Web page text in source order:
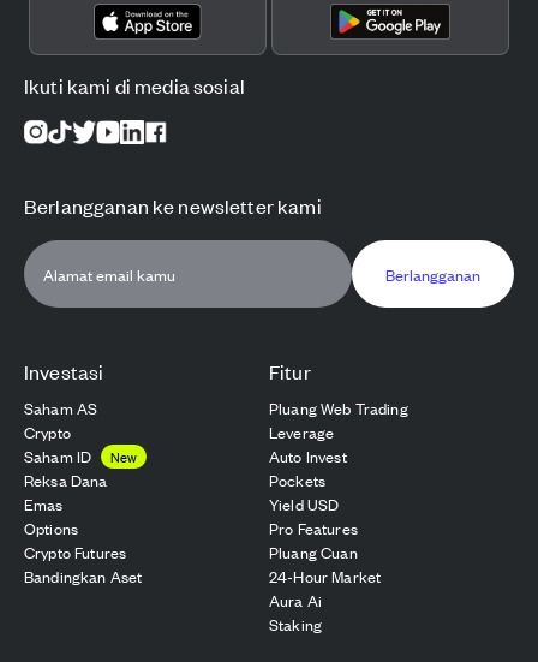
Investasi
Saham AS
Crypto
Saham ID
New
Reksa Dana
Emas
Options
Crypto Futures
Bandingkan Aset
Fitur
Pluang Web Trading
Leverage
Auto Invest
Pockets
Yield USD
Pro Features
Pluang Cuan
24-Hour Market
Aura Ai
Staking
Ikuti kami di media sosial
Berlangganan ke newsletter kami
Berlangganan